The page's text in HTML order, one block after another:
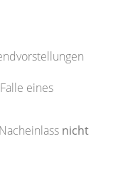
eines
nicht